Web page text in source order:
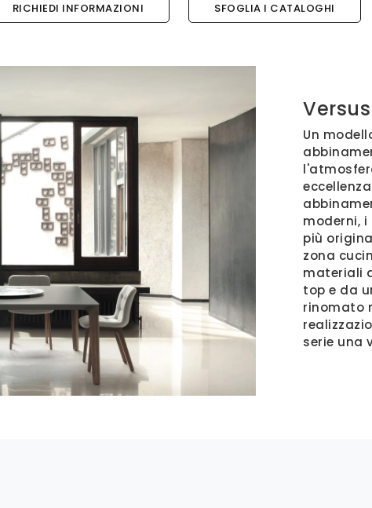
RICHIEDI INFORMAZIONI SFOGLIA I CATALOGHI
Versus
Un
moderni,
più
zona
materiali
top e da
rinomato
serie una